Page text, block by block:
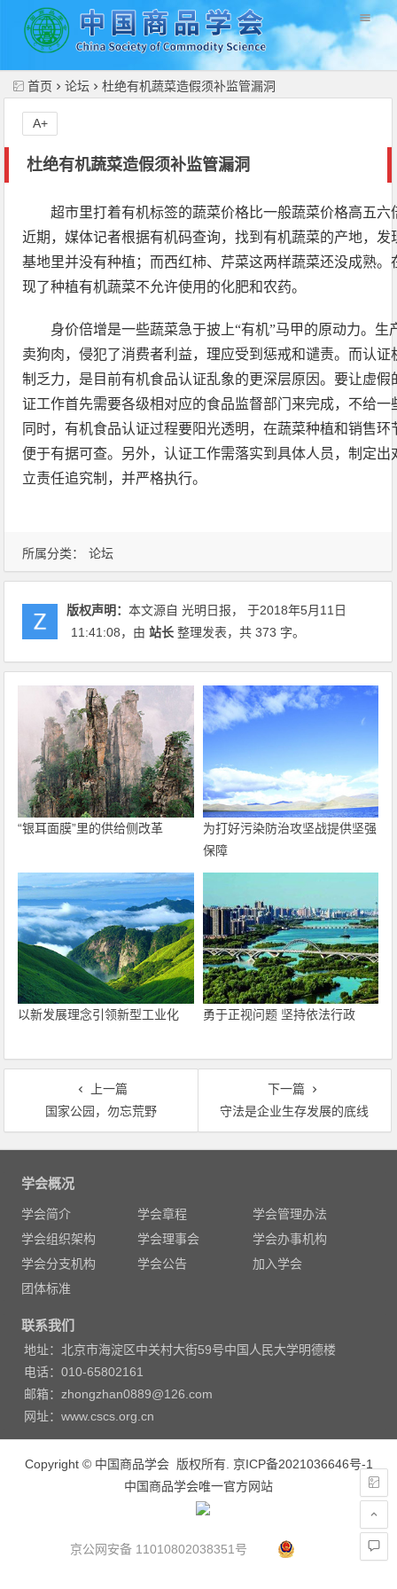
首页 论坛 杜绝有机蔬菜造假须补监管漏洞
杜绝有机蔬菜造假须补监管漏洞
A+
所属分类： 论坛
超市里打着有机标签的蔬菜价格比一般蔬菜价格高五
近期，媒体记者根据有机码查询，找到有机蔬菜的产地，
基地里并没有种植；而西红柿、芹菜这两样蔬菜还没成熟
现了种植有机蔬菜不允许使用的化肥和农药。
身价倍增是一些蔬菜急于披上“有机”马甲的原动力。
卖狗肉，侵犯了消费者利益，理应受到惩戒和谴责。而认
制乏力，是目前有机食品认证乱象的更深层原因。要让虚假
证工作首先需要各级相对应的食品监督部门来完成，不给
同时，有机食品认证过程要阳光透明，在蔬菜种植和销售
便于有据可查。另外，认证工作需落实到具体人员，制定
立责任追究制，并严格执行。
版权声明：本文源自 光明日报， 于2018年5月11日
11:41:08，由站长 整理发表，共 373 字。
“银耳面膜”里的供给侧改革
为打好污染防治攻坚战提供坚强
保障
以新发展理念引领新型工业化 勇于正视问题 坚持依法行政
上一篇
国家公园，勿忘荒野
下一篇
守法是企业生存发展的底线
文
学会概况
学会简介 学会章程
学会管理办法
学会组织架构
学会理事会
学会办事机构
学会分支机构
学会公告
加入学会
团体标准
联系我们
地址：北京市海淀区中关村大街59号中国人民大学明德楼
电话：010-65802161
邮箱：zhongzhan0889@126.com
网址：www.cscs.org.cn
Copyright © 中国商品学会 版权所有. 京ICP备2021036646号-1
中国商品学会唯一官方网站
京公网安备 11010802038351号